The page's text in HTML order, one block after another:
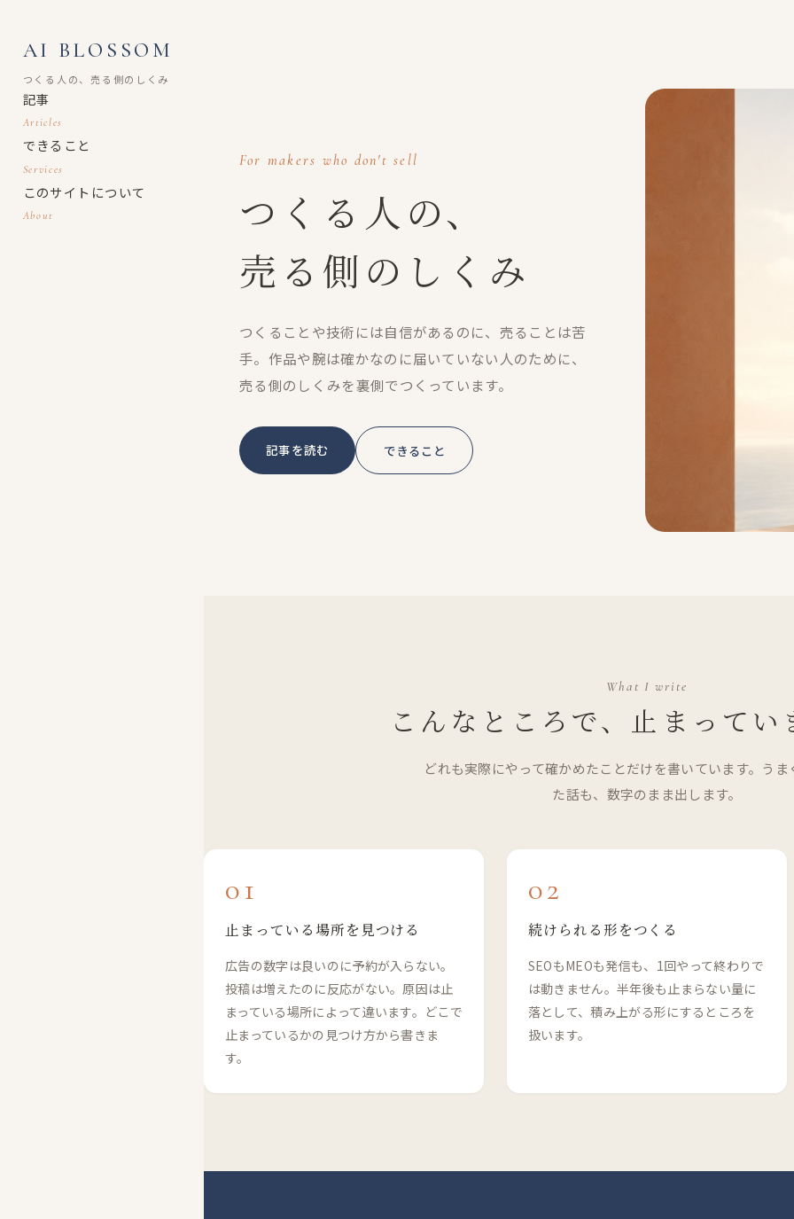
AI BLOSSOM
つくる人の、売る側のしくみ
記事
Articles
できること
Services
このサイトについて
About
For makers who don't sell
つくる人の、
売る側のしくみ
つくることや技術には自信があるのに、売ることは苦
手。作品や腕は確かなのに届いていない人のために、
売る側のしくみを裏側でつくっています。
記事を読む できること
What I write
こんなところで、 止まってい
どれも実際にやって確かめたことだけを書いています。うま
た話も、数字のまま出します。
01
止まっている場所を見つける
広告の数字は良いのに予約が入らない。
投稿は増えたのに反応がない。原因は止
まっている場所によって違います。どこで
止まっているかの見つけ方から書きま
す。
02
続けられる形をつくる
SEOもMEOも発信も、1回やって終わりで
は動きません。半年後も止まらない量に
落として、積み上がる形にするところを
扱います。